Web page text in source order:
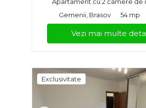
Gemenii, Brasov
54 mp
Vezi mai multe
Exclusivitate